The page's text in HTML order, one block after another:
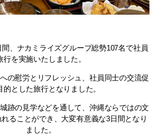
、ナカミライズグループ総勢107名で社員
行を実施いたしました。
の慰労とリフレッシュ、社員同士の交流促
的とした旅行となりました。
跡の見学などを通して、沖縄ならではの文
ることができ、大変有意義な3日間となり
ました。